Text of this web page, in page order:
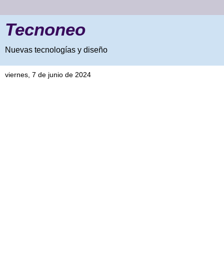
Tecnoneo
Nuevas tecnologías y diseño
viernes, 7 de junio de 2024